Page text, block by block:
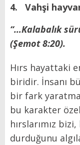
4. Vahşi
“…Kalabalık
(Şemot 8:20).
Hırs hayattaki
biridir. İnsanı
bir fark
bu karakter
hırslarımız
durduğunu